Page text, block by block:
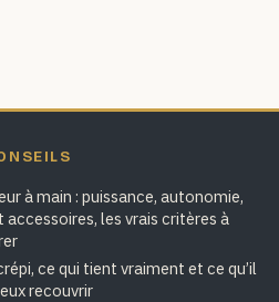
à main : puissance, autonomie,
accessoires, les vrais critères à
ce qui tient vraiment et ce qu’il
recouvrir